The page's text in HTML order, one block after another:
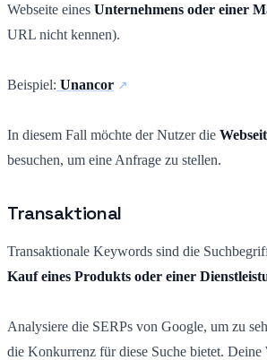
Webseite eines Unternehmens oder einer
URL nicht kennen).
Beispiel: Unancor
In diesem Fall möchte der Nutzer die
besuchen, um eine Anfrage zu stellen.
Transaktional
Transaktionale Keywords sind die
Kauf eines Produkts oder einer
Analysiere die SERPs von Google, um zu
die Konkurrenz für diese Suche bietet. Deine